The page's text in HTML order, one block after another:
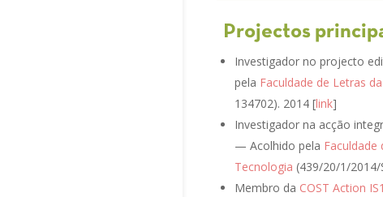
Projectos
Investigador no projecto
pela Faculdade de Letras
134702). 2014 [link]
Investigador na acção
— Acolhido pela Faculdade
Tecnologia (439/20/1/2014/
Membro da COST Action